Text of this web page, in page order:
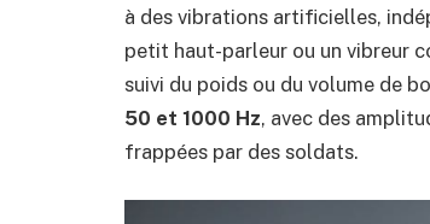
à des vibrations artificielles,
petit haut-parleur ou un vibreur
suivi du poids ou du volume de
50 et 1000 Hz, avec des
frappées par des soldats.